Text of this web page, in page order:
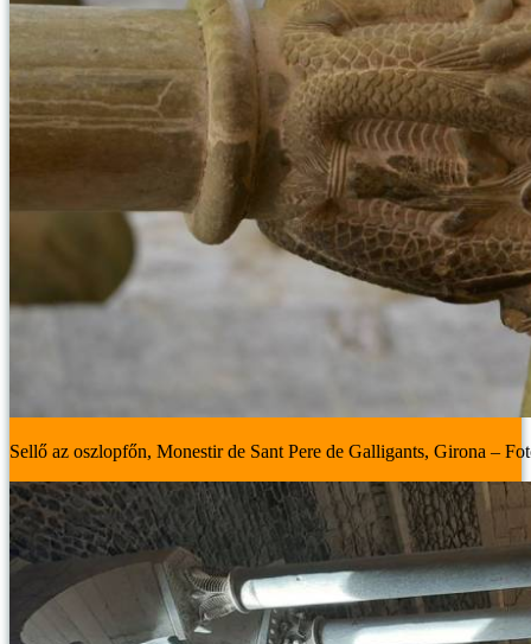
Sellő az oszlopfőn, Monestir de Sant Pere de Galligants, Girona –